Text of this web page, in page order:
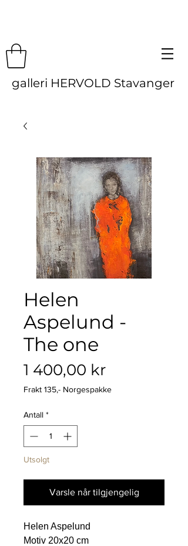
galleri HERVOLD Stavanger
Helen
Aspelund -
The one
1 400,00 krPris
Frakt 135,- Norgespakke
Antall *
Utsolgt
Varsle når tilgjengelig
Helen Aspelund
Motiv 20x20 cm